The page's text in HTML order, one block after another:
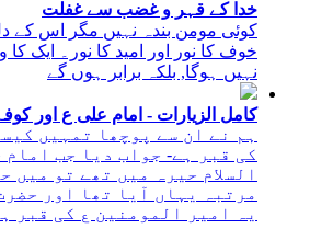
خدا کے قہر و غضب سے غفلت
کوئی مومن بندہ نہیں مگر اس کے
خوف کا نور اور امید کا نور۔ ایک
نہیں ہوگا, بلکہ برابر ہوں گے
کامل الزیارات - امام علی ع اور
ہم نے ان سے پوچھا تمہیں
کی قبر ہے- جواب دیا جب امام
السلام حیرہ میں تھے تو میں
مرتبہ یہاں آیا تھا اور
یہ امیر المومنین ع کی قبر